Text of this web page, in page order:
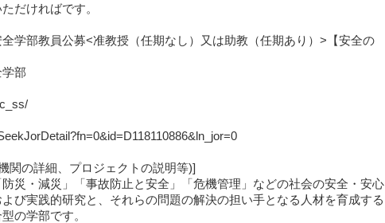
だければです。
学部教員公募<准教授（任期なし）又は助教（任期あり）>【安全の
部
関の詳細、プロジェクトの説明等)]
災・減災」「事故防止と安全」「危機管理」などの社会の安全・安心
び実践的研究と、それらの問題の解決の担い手となる人材を育成する
の学部です。